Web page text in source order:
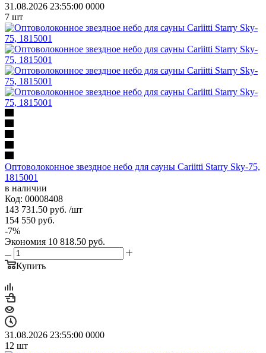
31.08.2026 23:55:00 0000
7 шт
Оптоволоконное звездное небо для сауны Cariitti Starry Sky-75,
1815001
в наличии
Код: 00008408
143 731.50 руб. /шт
154 550 руб.
-7%
Экономия 10 818.50 руб.
Купить
31.08.2026 23:55:00 0000
12 шт